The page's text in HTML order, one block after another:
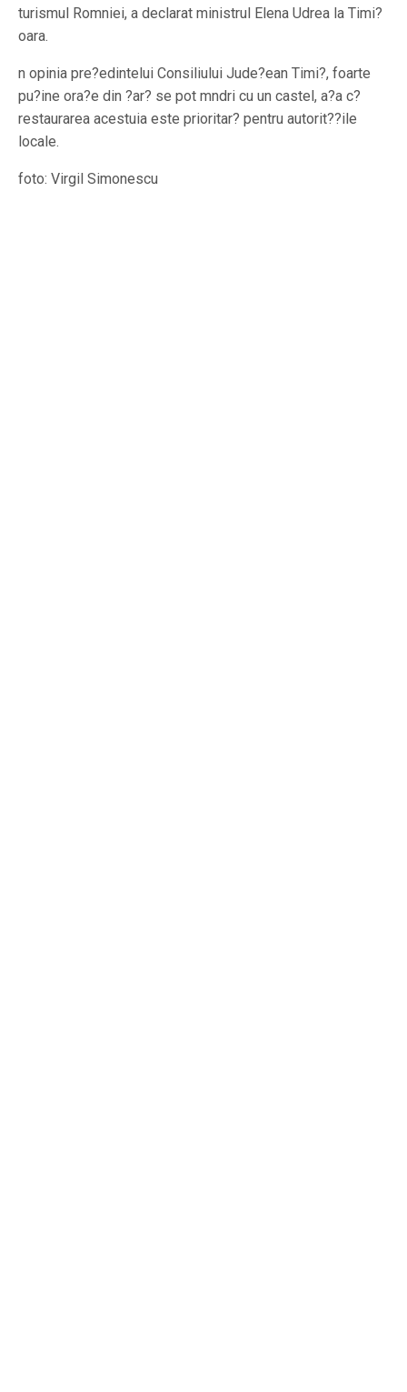
turismul Romniei, a declarat ministrul Elena Udrea la Timi?
oara.
n opinia pre?edintelui Consiliului Jude?ean Timi?, foarte
pu?ine ora?e din ?ar? se pot mndri cu un castel, a?a c?
restaurarea acestuia este prioritar? pentru autorit??ile
locale.
foto: Virgil Simonescu